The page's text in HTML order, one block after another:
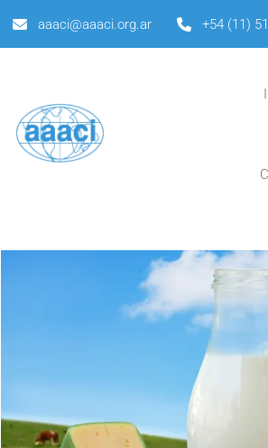
aaaci@aaaci.org.ar +54 (11)